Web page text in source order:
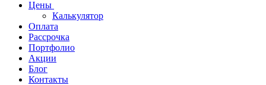
Цены
Калькулятор
Оплата
Рассрочка
Портфолио
Акции
Блог
Контакты